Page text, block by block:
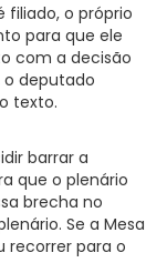
filiado, o próprio
para que ele
com a decisão
deputado
texto.
barrar a
que o plenário
brecha no
Se a Mesa
recorrer para o